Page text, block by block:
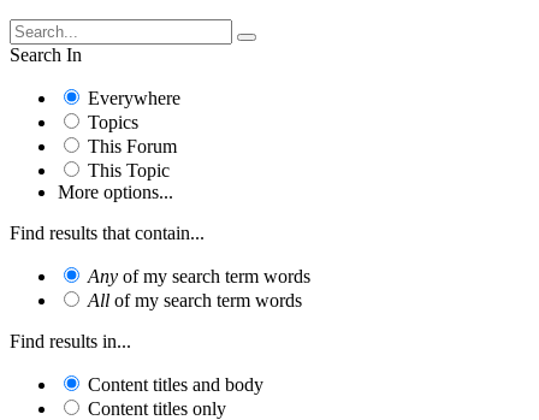
Search In
Everywhere
Topics
This Forum
This Topic
More options...
Find results that contain...
Any of my search term words
All of my search term words
Find results in...
Content titles and body
Content titles only